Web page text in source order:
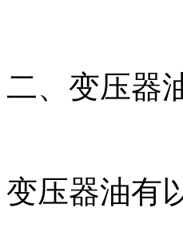
二、变压器
变压器油有